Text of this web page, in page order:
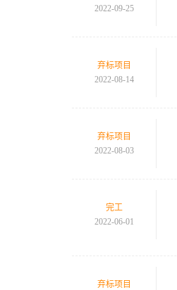
2022-09-25
弃标项目
2022-08-14
弃标项目
2022-08-03
完工
2022-06-01
弃标项目